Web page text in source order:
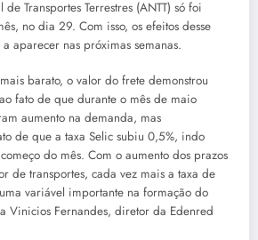
Transportes Terrestres (ANTT) só foi
no dia 29. Com isso, os efeitos desse
aparecer nas próximas semanas.
barato, o valor do frete demonstrou
fato de que durante o mês de maio
aumento na demanda, mas
de que a taxa Selic subiu 0,5%, indo
do mês. Com o aumento dos prazos
de transportes, cada vez mais a taxa de
variável importante na formação do
Vinicios Fernandes, diretor da Edenred